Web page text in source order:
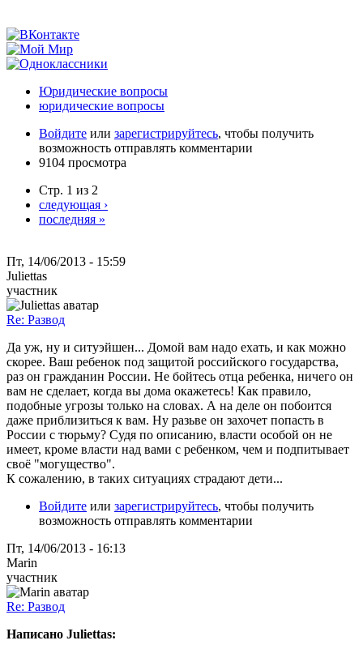
Юридические вопросы
юридические вопросы
Войдите или зарегистрируйтесь, чтобы получить
возможность отправлять комментарии
9104 просмотра
Стр. 1 из 2
следующая ›
последняя »
Пт, 14/06/2013 - 15:59
Juliettas
участник
Re: Развод
Да уж, ну и ситуэйшен... Домой вам надо ехать, и как можно
скорее. Ваш ребенок под защитой российского государства,
раз он гражданин России. Не бойтесь отца ребенка, ничего он
вам не сделает, когда вы дома окажетесь! Как правило,
подобные угрозы только на словах. А на деле он побоится
даже приблизиться к вам. Ну разьве он захочет попасть в
России с тюрьму? Судя по описанию, власти особой он не
имеет, кроме власти над вами с ребенком, чем и подпитывает
своё "могущество".
К сожалению, в таких ситуациях страдают дети...
Войдите или зарегистрируйтесь, чтобы получить
возможность отправлять комментарии
Пт, 14/06/2013 - 16:13
Marin
участник
Re: Развод
Написано Juliettas: